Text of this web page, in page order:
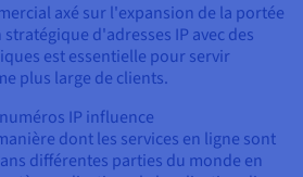
axé sur l'expansion de la portée
d'adresses IP avec des
est essentielle pour servir
plus large de clients.
IP influence
dont les services en ligne sont
différentes parties du monde en